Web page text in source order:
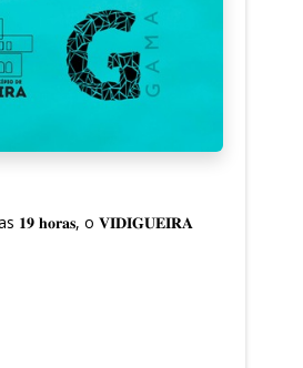
𝟏𝟗 𝐡𝐨𝐫𝐚𝐬, o 𝐕𝐈𝐃𝐈𝐆𝐔𝐄𝐈𝐑𝐀